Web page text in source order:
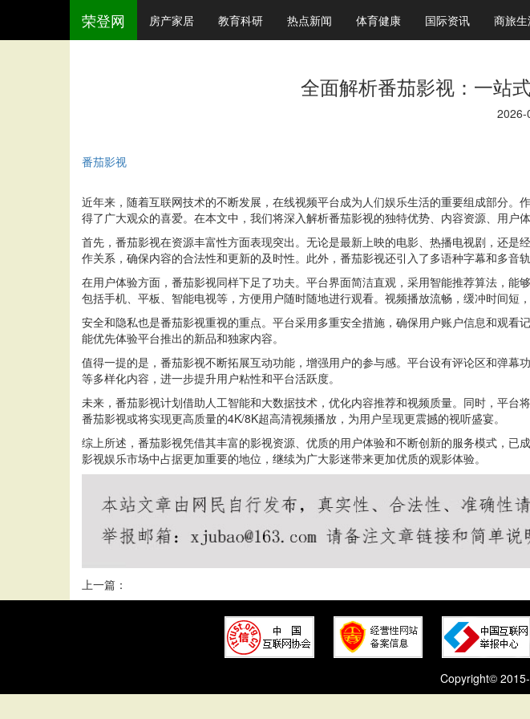
荣登网 房产家居 教育科研 热点新闻 体育健康 国际资讯 商旅
全面解析番茄影视：一站
2026-
番茄影视
近年来，随着互联网技术的不断发展，在线视频平台成为人们娱乐生活的重要组成部分。
得了广大观众的喜爱。在本文中，我们将深入解析番茄影视的独特优势、内容资源、用户
首先，番茄影视在资源丰富性方面表现突出。无论是最新上映的电影、热播电视剧，还
作关系，确保内容的合法性和更新的及时性。此外，番茄影视还引入了多语种字幕和多音
在用户体验方面，番茄影视同样下足了功夫。平台界面简洁直观，采用智能推荐算法，
包括手机、平板、智能电视等，方便用户随时随地进行观看。视频播放流畅，缓冲时间短
安全和隐私也是番茄影视重视的重点。平台采用多重安全措施，确保用户账户信息和观
能优先体验平台推出的新品和独家内容。
值得一提的是，番茄影视不断拓展互动功能，增强用户的参与感。平台设有评论区和弹
等多样化内容，进一步提升用户粘性和平台活跃度。
未来，番茄影视计划借助人工智能和大数据技术，优化内容推荐和视频质量。同时，平
番茄影视或将实现更高质量的4K/8K超高清视频播放，为用户呈现更震撼的视听盛宴。
综上所述，番茄影视凭借其丰富的影视资源、优质的用户体验和不断创新的服务模式，
影视娱乐市场中占据更加重要的地位，继续为广大影迷带来更加优质的观影体验。
上一篇：
Copyright©